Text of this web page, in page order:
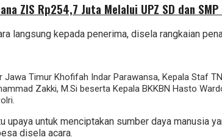
ZIS Rp254,7 Juta Melalui UPZ SD dan
langsung kepada penerima, disela rangkaian
Jawa Timur Khofifah Indar Parawansa, Kepala Staf
Zakki, M.Si beserta Kepala BKKBN Hasto
upaya untuk menciptakan sumber daya manusia
disela acara.